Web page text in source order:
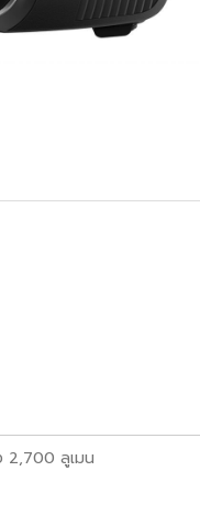
2,700 ลูเมน